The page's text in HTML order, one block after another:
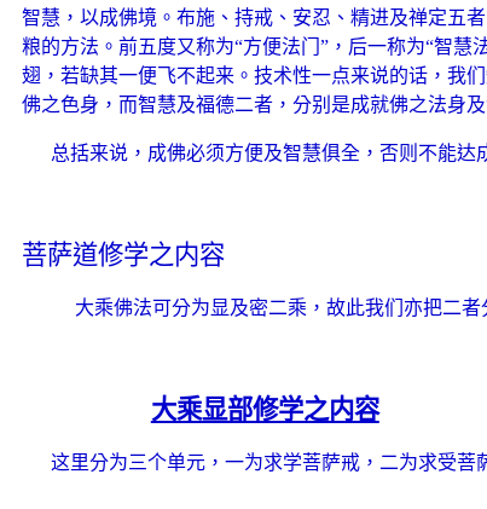
智慧，以成佛境。布施、持戒、安忍、精进及禅定五
粮的方法。前五度又称为“方便法门”，后一称为“智慧
翅，若缺其一便飞不起来。技术性一点来说的话，我
佛之色身，而智慧及福德二者，分别是成就佛之法身及
总括来说，成佛必须方便及智慧俱全，否则不能达
菩萨道修学之内容
大乘佛法可分为显及密二乘，故此我们亦把二者
大乘显部修学之内容
这里分为三个单元，一为求学菩萨戒，二为求受菩